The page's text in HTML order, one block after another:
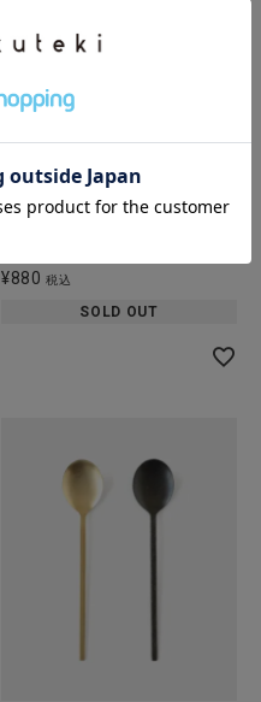
People Tree
リサイクルウールの
¥880 税込
SOLD OUT